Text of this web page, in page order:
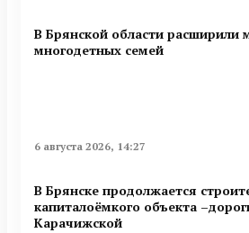
В Брянской области расширили
многодетных семей
6 августа 2026, 14:27
В Брянске продолжается
капиталоёмкого объекта
Карачижской